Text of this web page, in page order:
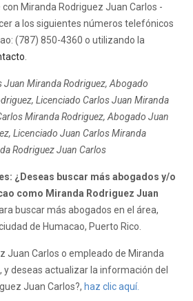
Miranda Rodriguez Juan Carlos -
a los siguientes números telefónicos
(787) 850-4360 o utilizando la
Juan Miranda Rodriguez, Abogado
Licenciado Carlos Juan Miranda
Miranda Rodriguez, Abogado Juan
Licenciado Juan Carlos Miranda
Rodriguez Juan Carlos
¿Deseas buscar más abogados y/o
como Miranda Rodriguez Juan
buscar más abogados en el área,
de Humacao, Puerto Rico.
Juan Carlos o empleado de Miranda
y deseas actualizar la información del
Juan Carlos?, haz clic aquí.